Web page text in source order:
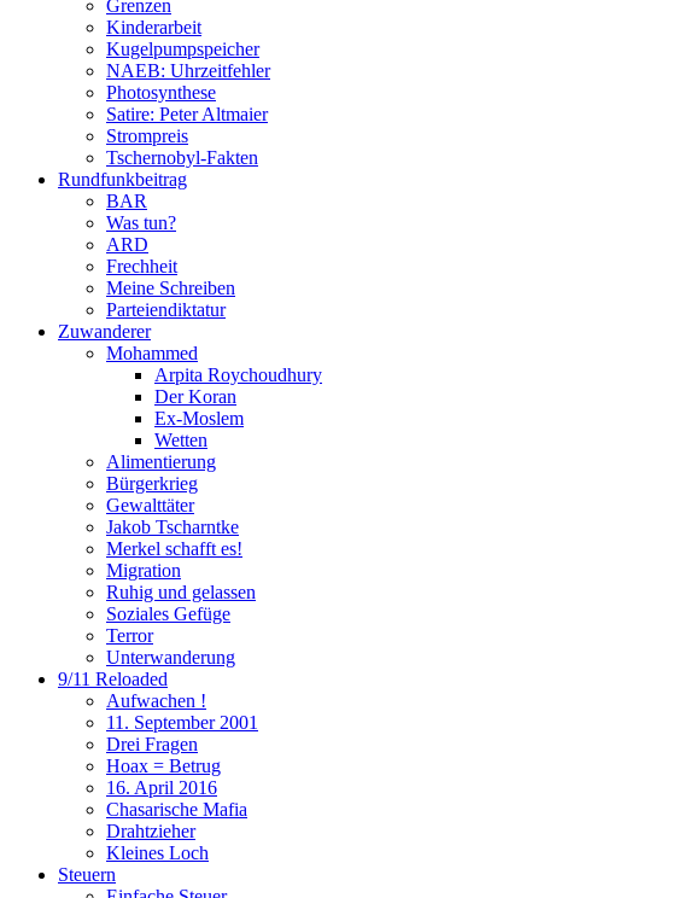
Grenzen
Kinderarbeit
Kugelpumpspeicher
NAEB: Uhrzeitfehler
Photosynthese
Satire: Peter Altmaier
Strompreis
Tschernobyl-Fakten
Rundfunkbeitrag
BAR
Was tun?
ARD
Frechheit
Meine Schreiben
Parteiendiktatur
Zuwanderer
Mohammed
Arpita Roychoudhury
Der Koran
Ex-Moslem
Wetten
Alimentierung
Bürgerkrieg
Gewalttäter
Jakob Tscharntke
Merkel schafft es!
Migration
Ruhig und gelassen
Soziales Gefüge
Terror
Unterwanderung
9/11 Reloaded
Aufwachen !
11. September 2001
Drei Fragen
Hoax = Betrug
16. April 2016
Chasarische Mafia
Drahtzieher
Kleines Loch
Steuern